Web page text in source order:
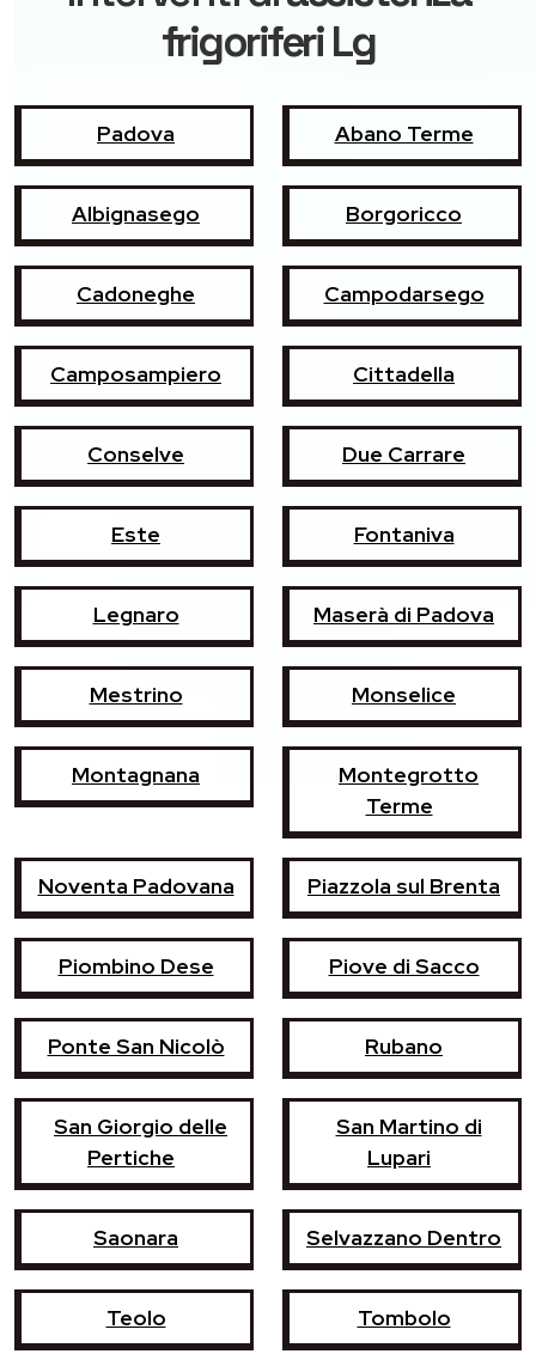
frigoriferi Lg
Padova Abano Terme
Albignasego Borgoricco
Cadoneghe Campodarsego
Camposampiero Cittadella
Conselve Due Carrare
Este Fontaniva
Legnaro Maserà di Padova
Mestrino Monselice
Montagnana
Montegrotto
Terme
Noventa Padovana Piazzola sul Brenta
Piombino Dese Piove di Sacco
Ponte San Nicolò Rubano
San Giorgio delle
Pertiche
San Martino di
Lupari
Saonara Selvazzano Dentro
Teolo Tombolo